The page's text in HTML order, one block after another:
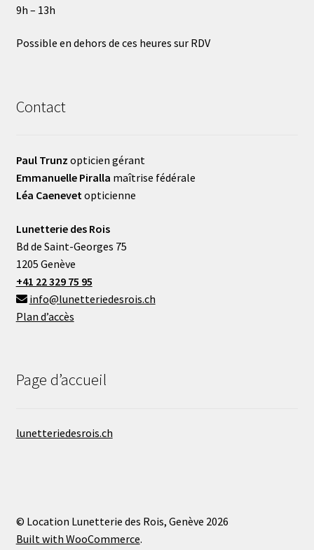
9h – 13h
Possible en dehors de ces heures sur RDV
Contact
Paul Trunz opticien gérant
Emmanuelle Piralla maîtrise fédérale
Léa Caenevet opticienne
Lunetterie des Rois
Bd de Saint-Georges 75
1205 Genève
+41 22 329 75 95
info@lunetteriedesrois.ch
Plan d’accès
Page d’accueil
lunetteriedesrois.ch
© Location Lunetterie des Rois, Genève 2026
Built with WooCommerce.